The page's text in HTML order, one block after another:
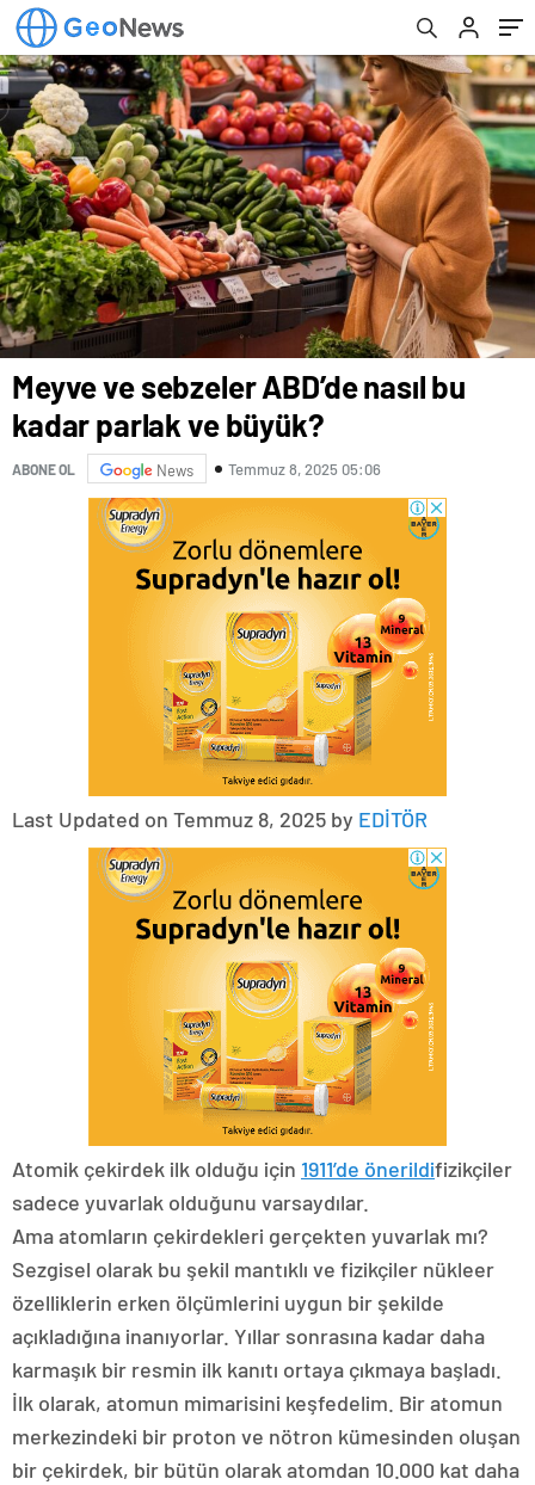
Meyve ve sebzeler ABD’de nasıl bu
kadar parlak ve büyük?
ABONE OL News Temmuz 8, 2025 05:06
Last Updated on Temmuz 8, 2025 by EDİTÖR
Atomik çekirdek ilk olduğu için 1911’de önerildifizikçiler
sadece yuvarlak olduğunu varsaydılar. ​
Ama atomların çekirdekleri gerçekten yuvarlak mı?
Sezgisel olarak bu şekil mantıklı ve fizikçiler nükleer
özelliklerin erken ölçümlerini uygun bir şekilde
açıkladığına inanıyorlar. Yıllar sonrasına kadar daha
karmaşık bir resmin ilk kanıtı ortaya çıkmaya başladı.
İlk olarak, atomun mimarisini keşfedelim. Bir atomun
merkezindeki bir proton ve nötron kümesinden oluşan
bir çekirdek, bir bütün olarak atomdan 10.000 kat daha